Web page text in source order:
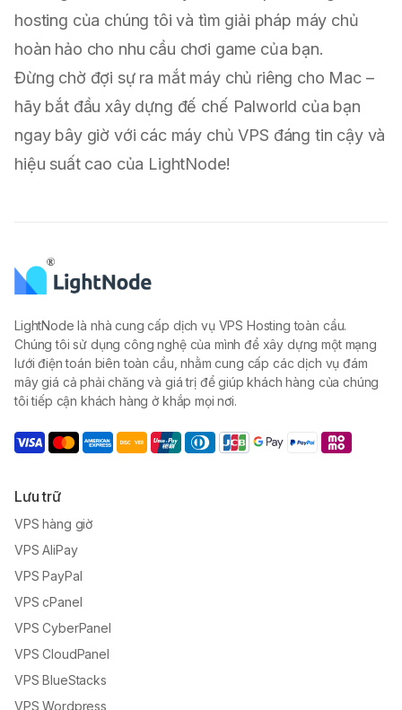
hosting của chúng tôi và tìm giải pháp máy chủ
hoàn hảo cho nhu cầu chơi game của bạn.
Đừng chờ đợi sự ra mắt máy chủ riêng cho Mac –
hãy bắt đầu xây dựng đế chế Palworld của bạn
ngay bây giờ với các máy chủ VPS đáng tin cậy và
hiệu suất cao của LightNode!
LightNode là nhà cung cấp dịch vụ VPS Hosting toàn cầu.
Chúng tôi sử dụng công nghệ của mình để xây dựng một mạng
lưới điện toán biên toàn cầu, nhằm cung cấp các dịch vụ đám
mây giá cả phải chăng và giá trị để giúp khách hàng của chúng
tôi tiếp cận khách hàng ở khắp mọi nơi.
Lưu trữ
VPS hàng giờ
VPS AliPay
VPS PayPal
VPS cPanel
VPS CyberPanel
VPS CloudPanel
VPS BlueStacks
VPS Wordpress